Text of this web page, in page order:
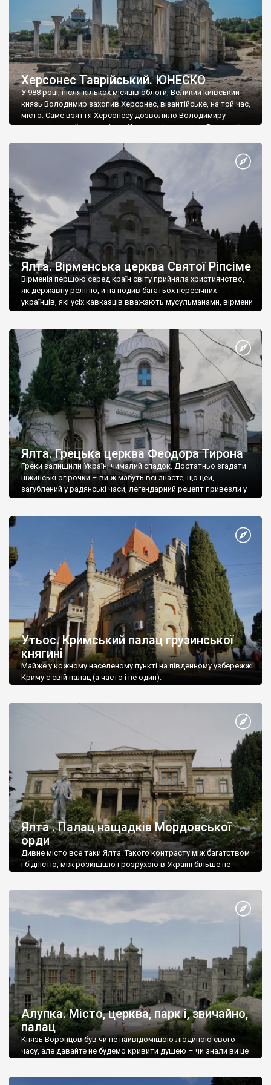
Херсонес Таврійський. ЮНЕСКО
У 988 році, після кількох місяців облоги, Великий київський
князь Володимир захопив Херсонес, візантійське, на той час,
місто. Саме взяття Херсонесу дозволило Володимиру
диктувати свої умови візантійському імператору Василю ІІ, та
Херсонесі Володимир-язичник, став Василем-християнином.
А потім було Хрещення Русі. На честь Херсонесу Таврійського
Ялта. Вірменська церква Святої Ріпсіме
Вірменія першою серед країн світу прийняла християнство,
як державну релігію, й на подив багатьох пересічних
українців, які усіх кавказців вважають мусульманами, вірмени
є відданими вірянами Христа
Ялта. Грецька церква Феодора Тирона
Греки залишили Україні чималий спадок. Достатньо згадати
ніжинські огірочки – ви ж мабуть всі знаєте, що цей,
загублений у радянські часи, легендарний рецепт привезли у
Ніжин греки?
Утьос. Кримський палац грузинської
княгині
Майже у кожному населеному пункті на південному узбережжі
Криму є свій палац (а часто і не один).
Ялта . Палац нащадків Мордовської
орди
Дивне місто все таки Ялта. Такого контрасту між багатством
і бідністю, між розкішшю і розрухою в Україні більше не
Алупка. Місто, церква, парк і, звичайно,
палац
Князь Воронцов був чи не найвідомішою людиною свого
часу, але давайте не будемо кривити душею – чи знали ви це